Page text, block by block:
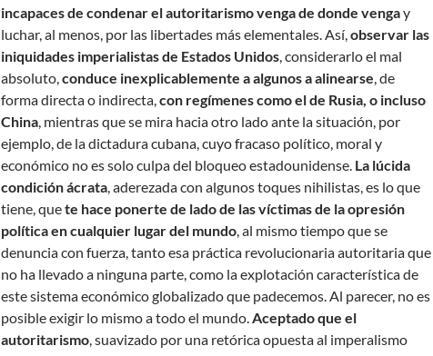
incapaces de condenar el autoritarismo venga de donde vengay
luchar, al menos, por las libertades más elementales. Así,observar las
iniquidades imperialistas de Estados Unidos, considerarlo el mal
absoluto,conduce inexplicablemente a algunos a alinearse, de
forma directa o indirecta,con regímenes como el de Rusia, o incluso
China, mientras que se mira hacia otro lado ante la situación, por
ejemplo, de la dictadura cubana, cuyo fracaso político, moral y
económico no es solo culpa del bloqueo estadounidense. La lúcida
condición ácrata, aderezada con algunos toques nihilistas, es lo que
tiene, quete hace ponerte de lado de las víctimas de la opresión
política en cualquier lugar del mundo, al mismo tiempo que se
denuncia con fuerza, tanto esa práctica revolucionaria autoritaria que
no ha llevado a ninguna parte, como la explotación característica de
este sistema económico globalizado que padecemos. Al parecer, no es
posible exigir lo mismo a todo el mundo.Aceptado que el
autoritarismo, suavizado por una retórica opuesta al imperalismo